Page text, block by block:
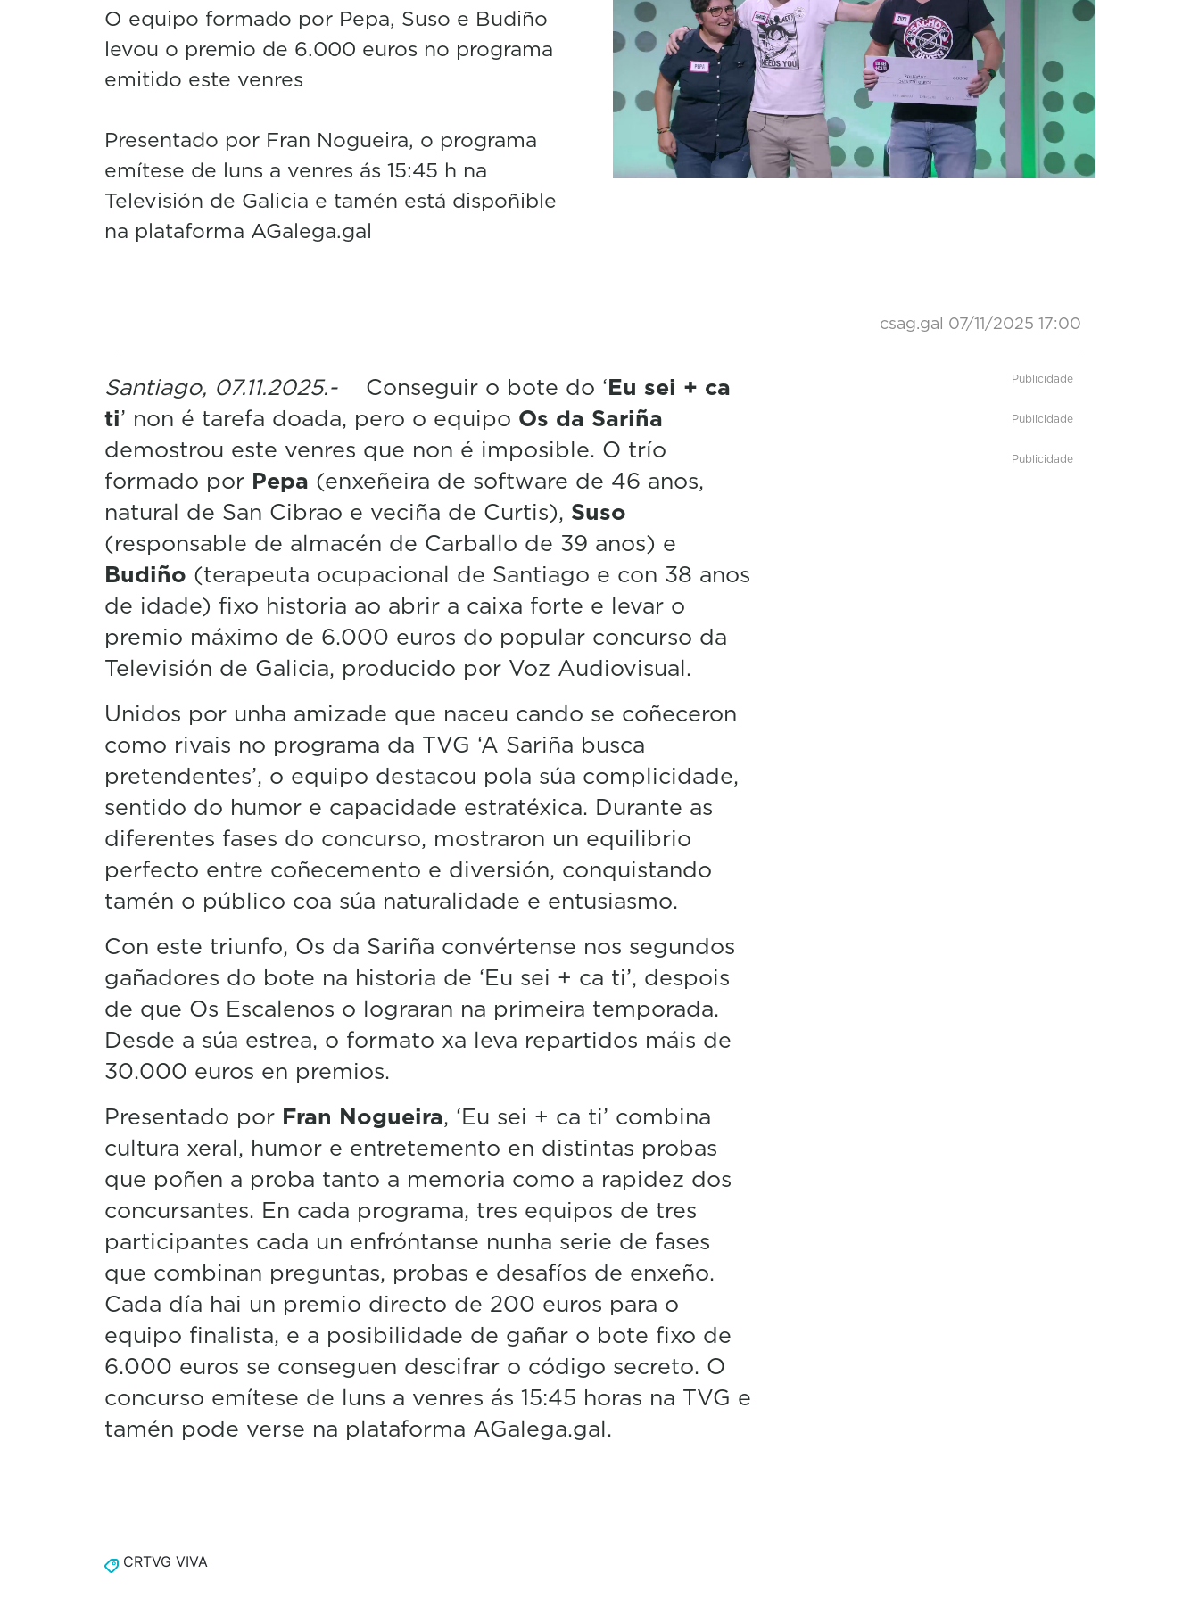
O equipo formado por Pepa, Suso e Budiño
levou o premio de 6.000 euros no programa
emitido este venres
Presentado por Fran Nogueira, o programa
emítese de luns a venres ás 15:45 h na
Televisión de Galicia e tamén está dispoñible
na plataforma AGalega.gal
csag.gal 07/11/2025 17:00
Santiago, 07.11.2025.-Conseguir o bote do ‘Eu sei + ca
ti’ non é tarefa doada, pero o equipo Os da Sariña
demostrou este venres que non é imposible. O trío
formado por Pepa (enxeñeira de software de 46 anos,
natural de San Cibrao e veciña de Curtis), Suso
(responsable de almacén de Carballo de 39 anos) e
Budiño (terapeuta ocupacional de Santiago e con 38 anos
de idade) fixo historia ao abrir a caixa forte e levar o
premio máximo de 6.000 euros do popular concurso da
Televisión de Galicia, producido por Voz Audiovisual.
Unidos por unha amizade que naceu cando se coñeceron
como rivais no programa da TVG ‘A Sariña busca
pretendentes’, o equipo destacou pola súa complicidade,
sentido do humor e capacidade estratéxica. Durante as
diferentes fases do concurso, mostraron un equilibrio
perfecto entre coñecemento e diversión, conquistando
tamén o público coa súa naturalidade e entusiasmo.
Con este triunfo, Os da Sariña convértense nos segundos
gañadores do bote na historia de ‘Eu sei + ca ti’, despois
de que Os Escalenos o lograran na primeira temporada.
Desde a súa estrea, o formato xa leva repartidos máis de
30.000 euros en premios.
Presentado por Fran Nogueira, ‘Eu sei + ca ti’ combina
cultura xeral, humor e entretemento en distintas probas
que poñen a proba tanto a memoria como a rapidez dos
concursantes. En cada programa, tres equipos de tres
participantes cada un enfróntanse nunha serie de fases
que combinan preguntas, probas e desafíos de enxeño.
Cada día hai un premio directo de 200 euros para o
equipo finalista, e a posibilidade de gañar o bote fixo de
6.000 euros se conseguen descifrar o código secreto. O
concurso emítese de luns a venres ás 15:45 horas na TVG e
tamén pode verse na plataforma AGalega.gal.
Publicidade
Publicidade
Publicidade
CRTVG VIVA